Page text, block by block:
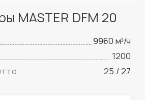
MASTER DFM 20
9960 м³/ч
1200
25 / 27